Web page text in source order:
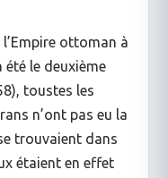
ottoman à
été le deuxième
toustes les
n’ont pas eu la
trouvaient dans
étaient en effet